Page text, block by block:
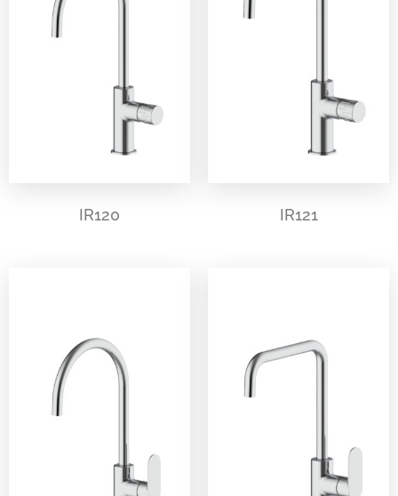
IR120 IR121